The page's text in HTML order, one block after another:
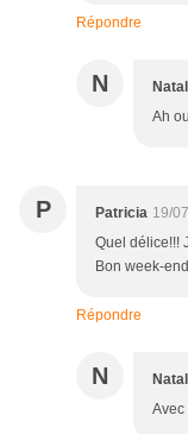
Répondre
N
Ah
P Patricia 19/
Quel délice!!!
Bon week-
Répondre
N
Avec